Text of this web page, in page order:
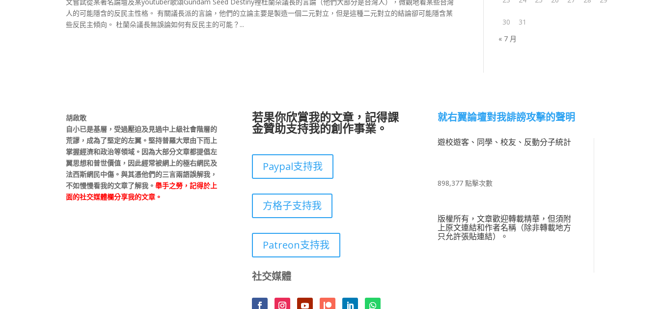
人的可能隱含的反民主性格。 有關議長派的言論，他們的立論主要是製造一個二元對立，但是這種二元對立的結論卻可能隱含某
些反民主傾向。 杜蘭朵議長無誤論如何有反民主的可能？...
30
31
« 7 月
胡啟敢
自小已是基層，受過壓迫及見過中上級社會階層的
荒謬，成為了堅定的左翼。堅持普羅大眾由下而上
掌握經濟和政治等領域。因為大部分文章都提倡左
翼思想和普世價值，因此經常被網上的極右網民及
法西斯網民中傷。與其憑他們的三言兩語誤解我，
不如慢慢看我的文章了解我。舉手之勞，記得於上
面的社交媒體欄分享我的文章。
若果你欣賞我的文章，記得課
金贊助支持我的創作事業。
Paypal支持我
方格子支持我
Patreon支持我
社交媒體
就右翼論壇對我誹謗攻擊的聲明
遊校遊客、同學、校友、反動分子統計
898,377 點擊次數
版權所有，文章歡迎轉載精華，但須附
上原文連結和作者名稱（除非轉載地方
只允許張貼連結）。